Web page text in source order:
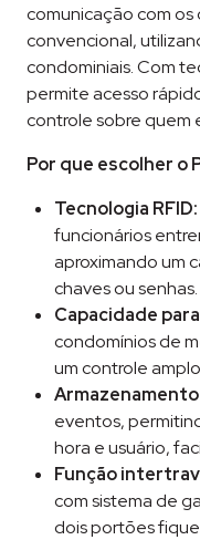
comunicação com
convencional,
condominiais. Com
permite acesso
controle sobre quem
Por que escolher o
Tecnologia RFID:
funcionários
aproximando um
chaves ou senhas.
Capacidade
condomínios de
um controle
eventos,
hora e usuário,
Função
com sistema de
dois portões